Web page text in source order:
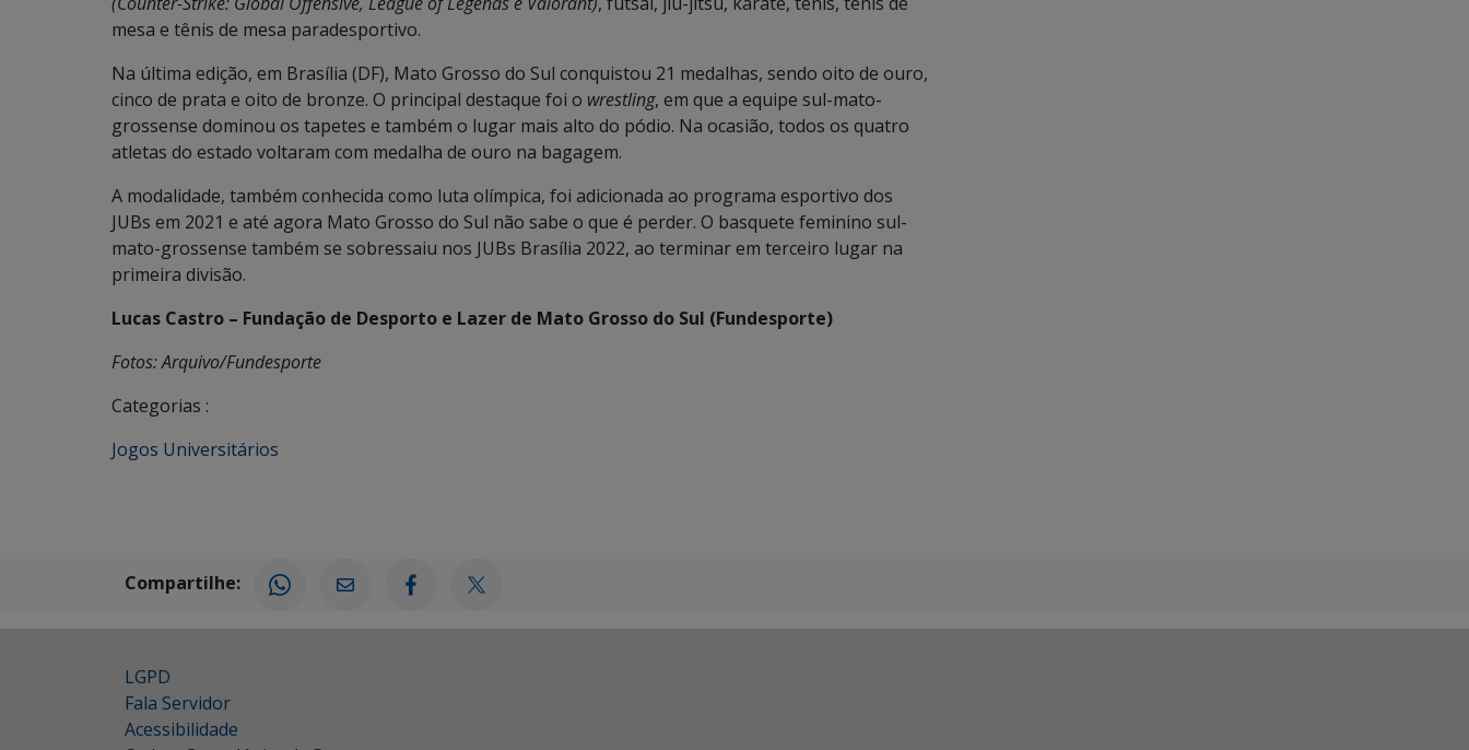
mesa e tênis de mesa paradesportivo.
Na última edição, em Brasília (DF), Mato Grosso do Sul conquistou 21 medalhas, sendo oito de ouro,
cinco de prata e oito de bronze. O principal destaque foi o wrestling, em que a equipe sul-mato-
grossense dominou os tapetes e também o lugar mais alto do pódio. Na ocasião, todos os quatro
atletas do estado voltaram com medalha de ouro na bagagem.
A modalidade, também conhecida como luta olímpica, foi adicionada ao programa esportivo dos
JUBs em 2021 e até agora Mato Grosso do Sul não sabe o que é perder. O basquete feminino sul-
mato-grossense também se sobressaiu nos JUBs Brasília 2022, ao terminar em terceiro lugar na
primeira divisão.
Lucas Castro – Fundação de Desporto e Lazer de Mato Grosso do Sul (Fundesporte)
Fotos: Arquivo/Fundesporte
Categorias :
Jogos Universitários
Compartilhe:
LGPD
Fala Servidor
Acessibilidade